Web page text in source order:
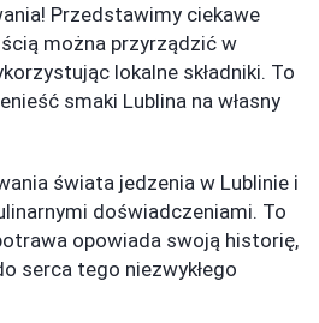
Przedstawimy ciekawe
można przyrządzić w
lokalne składniki. To
smaki Lublina na własny
świata jedzenia w Lublinie i
doświadczeniami. To
opowiada swoją historię,
serca tego niezwykłego